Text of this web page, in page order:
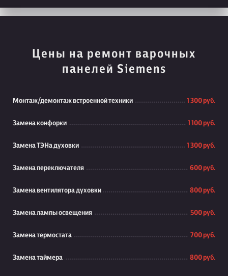
Цены на ремонт варочных
панелей Siemens
Монтаж/демонтаж встроенной техники 1 300 руб.
Замена конфорки 1 100 руб.
Замена ТЭНа духовки 1 300 руб.
Замена переключателя 600 руб.
Замена вентилятора духовки 800 руб.
Замена лампы освещения 500 руб.
Замена термостата 700 руб.
Замена таймера 800 руб.